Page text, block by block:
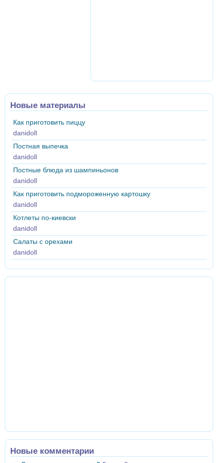
Новые материалы
Как приготовить пиццу
danidoll
Постная выпечка
danidoll
Постные блюда из шампиньонов
danidoll
Как приготовить подмороженную картошку
danidoll
Котлеты по-киевски
danidoll
Салаты с орехами
danidoll
Новые комментарии